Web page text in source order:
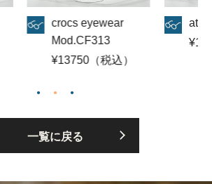
crocs eyewear
Mod.CF313
¥13750（税込）
athlete 312
¥19800（
一覧に戻る